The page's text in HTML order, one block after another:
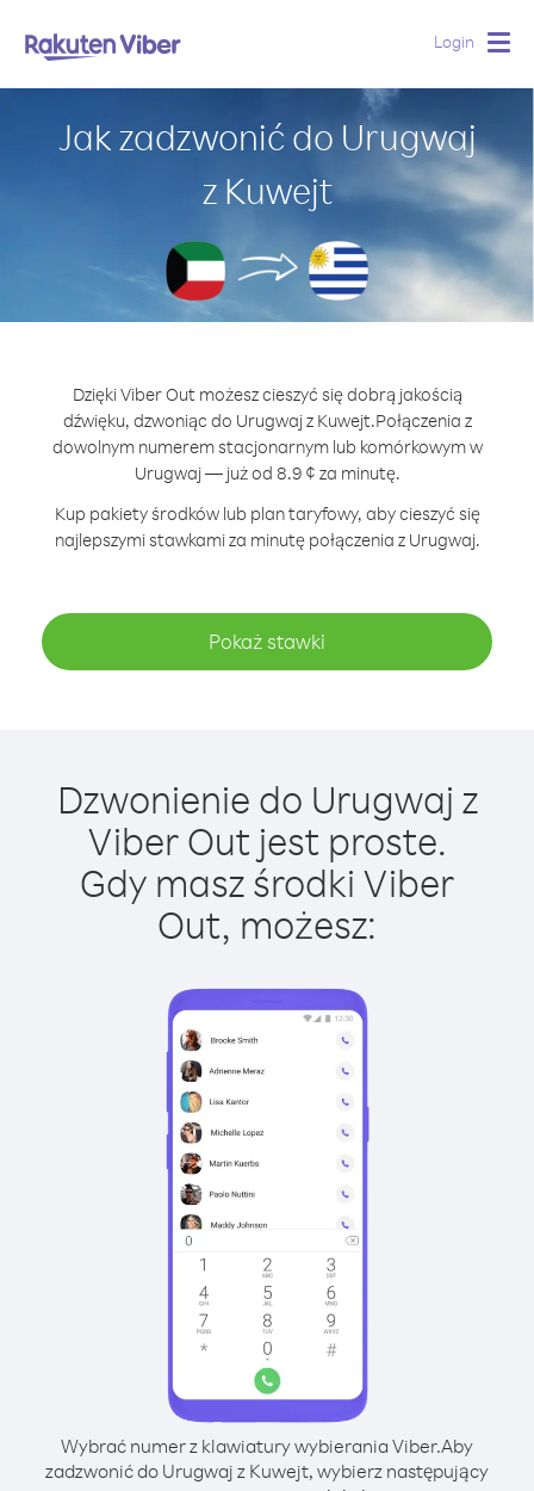
Login
Jak zadzwonić do Urugwaj
z Kuwejt
Dzięki Viber Out możesz cieszyć się dobrą jakością
dźwięku, dzwoniąc do Urugwaj z Kuwejt.Połączenia z
dowolnym numerem stacjonarnym lub komórkowym w
Urugwaj — już od 8.9 ¢ za minutę.
Kup pakiety środków lub plan taryfowy, aby cieszyć się
najlepszymi stawkami za minutę połączenia z Urugwaj.
Pokaż stawki
Dzwonienie do Urugwaj z
Viber Out jest proste.
Gdy masz środki Viber
Out, możesz:
Wybrać numer z klawiatury wybierania Viber.Aby
zadzwonić do Urugwaj z Kuwejt, wybierz następujący